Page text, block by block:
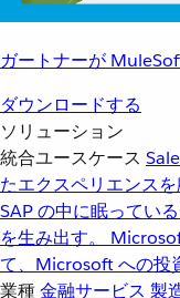
ガートナーが
ダウンロードする
ソリューション
統合ユースケース
たエクスペリエンス
SAP の中に眠ってい
を生み出す。
て、Microsoft への投
業種金融サービス 製